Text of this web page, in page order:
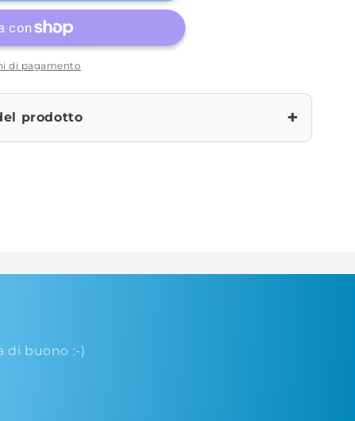
di pagamento
prodotto +
di buono :-)